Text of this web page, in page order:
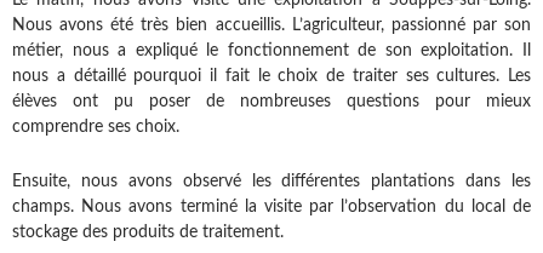
Nous avons été très bien accueillis. L’agriculteur, passionné par son
métier, nous a expliqué le fonctionnement de son exploitation. Il
nous a détaillé pourquoi il fait le choix de traiter ses cultures. Les
élèves ont pu poser de nombreuses questions pour mieux
comprendre ses choix.
Ensuite, nous avons observé les différentes plantations dans les
champs. Nous avons terminé la visite par l’observation du local de
stockage des produits de traitement.